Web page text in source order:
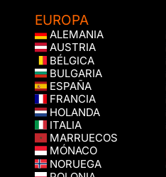
EUROPA
ALEMANIA
AUSTRIA
BÉLGICA
BULGARIA
ESPAÑA
FRANCIA
HOLANDA
ITALIA
MARRUECOS
MÓNACO
NORUEGA